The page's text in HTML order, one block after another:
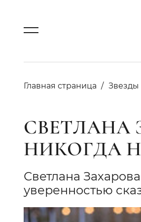
Главная страница Звезды
СВЕТЛАНА
НИКОГДА
Светлана
уверенностью